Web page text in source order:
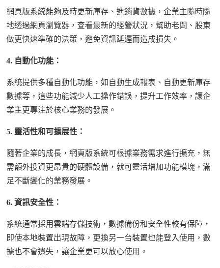
網頁版系統能夠及時更新庫存、進銷貨數據，企業主隨時隨
地透過網頁瀏覽器，查看最新的經營狀況，幫助老闆、股東
做更快速準確的決策，避免資訊延遲而造成損失。
4. 自動化功能：
系統提供多種自動化功能，如自動生成報表、自動更新庫存
數據等，這些功能減少人工操作錯誤，提升工作效率，讓企
業主更專注於核心業務的發展。
5. 靈活性和可擴展性：
隨著企業的成長，網頁版系統可根據業務需求進行擴充，無
需額外投資更昂貴的硬體設備，就可靈活增加功能模塊，滿
足不斷變化的業務發展。
6.資訊安全性：
系統通常採用雲端存儲技術，數據備份和安全性較有保障，
即使本地裝置出現故障，更換另一台裝置也能登入使用，數
據也不會遺失，讓企業更可以放心使用。